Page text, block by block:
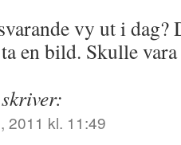
vy ut i dag?
en bild. Skulle
skriver:
2011 kl. 11:49